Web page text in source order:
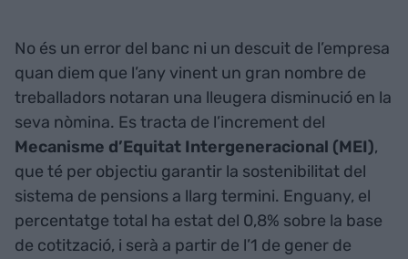
No és un error del banc ni un descuit de l’empresa
quan diem que l’any vinent un gran nombre de
treballadors notaran una lleugera disminució en la
seva nòmina. Es tracta de l’increment del
Mecanisme d’Equitat Intergeneracional (MEI),
que té per objectiu garantir la sostenibilitat del
sistema de pensions a llarg termini. Enguany, el
percentatge total ha estat del 0,8% sobre la base
de cotització, i serà a partir de l’1 de gener de